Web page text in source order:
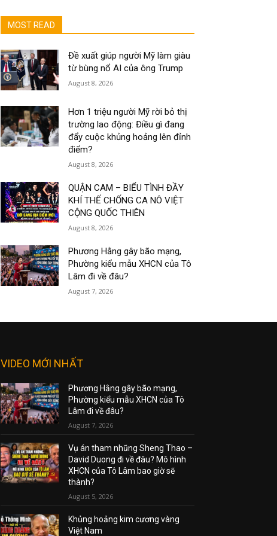
MOST READ
Đề xuất giúp người Mỹ làm giàu
từ bùng nổ AI của ông Trump
August 8, 2026
Hơn 1 triệu người Mỹ rời bỏ thị
trường lao động: Điều gì đang
đẩy cuộc khủng hoảng lên đỉnh
điểm?
August 8, 2026
QUẬN CAM – BIỂU TÌNH ĐẦY
KHÍ THẾ CHỐNG CA NÔ VIỆT
CỘNG QUỐC THIÊN
August 8, 2026
Phương Hằng gây bão mạng,
Phường kiểu mẫu XHCN của Tô
Lâm đi về đâu?
August 7, 2026
VIDEO MỚI NHẤT
Phương Hằng gây bão mạng,
Phường kiểu mẫu XHCN của Tô
Lâm đi về đâu?
August 7, 2026
Vụ án tham nhũng Sheng Thao –
David Duong đi về đâu? Mô hình
XHCN của Tô Lâm bao giờ sẽ
thành?
August 5, 2026
Khủng hoảng kim cương vàng
Việt Nam